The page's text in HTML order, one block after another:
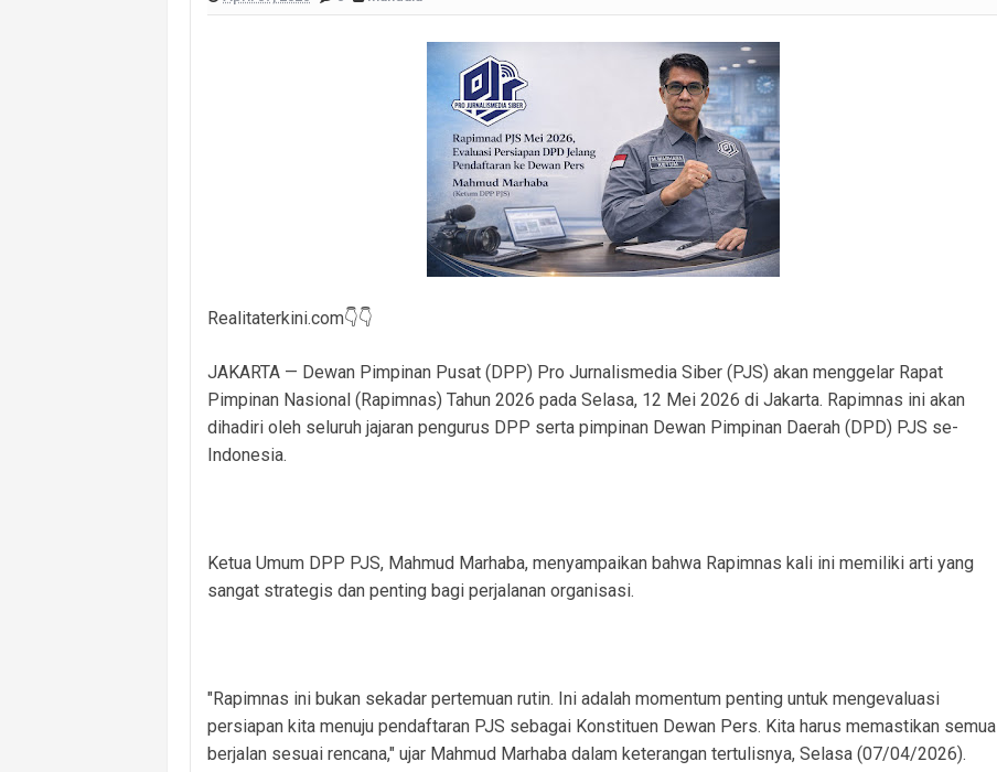
Polsek Banyuasin II Berhasil Ungkap Pencurian Perangkat BTS di Banyuasin II, Tiga Terduga Pelaku Diamankan
Polres PALI Amankan Terduga Pengedar Ekstasi di Abab, Barang Bukti Disembunyikan di Panci Presto
Keributan Berujung Maut, Polisi Ungkap Kronologi Penusukan di Depan Pasar Turunan Gajah PALI
Patroli Cegah Gangguan Kamtibmas Dilanjut Nobar Hoegeng Awards, Polres PALI Pastikan Wilayah Kondusif
Kolaborasi Dukung UMKM, Prabumulih Pelajari Model Bisnis Olahan Limbah Nanas dari UI
Perkuat Keimanan dan Kekompakan, Binrohtal Polres PALI Jadi Bekal Layani Masyarakat dengan Presisi
Realitaterkini.com👇👇
JAKARTA — Dewan Pimpinan Pusat (DPP) Pro Jurnalismedia Siber (PJS) akan menggelar Rapat
Pimpinan Nasional (Rapimnas) Tahun 2026 pada Selasa, 12 Mei 2026 di Jakarta. Rapimnas ini akan
dihadiri oleh seluruh jajaran pengurus DPP serta pimpinan Dewan Pimpinan Daerah (DPD) PJS se-
Indonesia.
Ketua Umum DPP PJS, Mahmud Marhaba, menyampaikan bahwa Rapimnas kali ini memiliki arti yang
sangat strategis dan penting bagi perjalanan organisasi.
"Rapimnas ini bukan sekadar pertemuan rutin. Ini adalah momentum penting untuk mengevaluasi
persiapan kita menuju pendaftaran PJS sebagai Konstituen Dewan Pers. Kita harus memastikan semua
berjalan sesuai rencana," ujar Mahmud Marhaba dalam keterangan tertulisnya, Selasa (07/04/2026).